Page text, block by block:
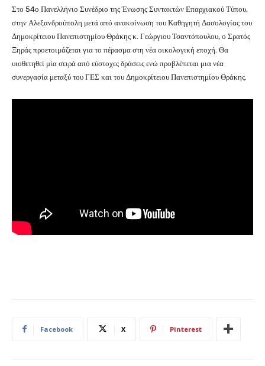
Στο 54ο Πανελλήνιο Συνέδριο της Ένωσης Συντακτών Επαρχιακού Τύπου,
στην Αλεξανδρούπολη μετά από ανακοίνωση του Καθηγητή Δασολογίας του
Δημοκρίτειου Πανεπιστημίου Θράκης κ. Γεώργιου Τσαντόπουλου, ο Σρατός
Ξηράς προετοιμάζεται για το πέρασμα στη νέα οικολογική εποχή. Θα
υιοθετηθεί μία σειρά από εύστοχες δράσεις ενώ προβλέπεται μια νέα
συνεργασία μεταξύ του ΓΕΣ και του Δημοκρίτειου Πανεπιστημίου Θράκης.
Facebook X Pinterest